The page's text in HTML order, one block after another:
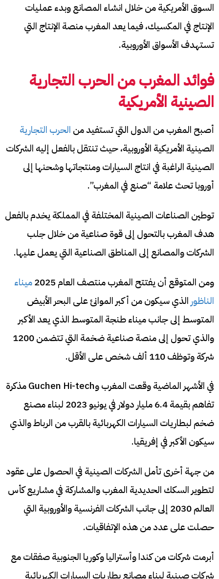
السوق الأمريكية من خلال انشاء المصانع وبدء عمليات
الإنتاج في المكسيك، فيما يعد المغرب منصة الإنتاج التي
تستهدف الأسواق الأوروبية.
فوائد المغرب من الحرب التجارية
الصينية الأمريكية
أصبح المغرب من الدول التي تستفيد من الحرب التجارية
الصينية الأمريكية الأوروبية، حيث تنتقل بالفعل إليه الشركات
الصينية الراغبة في انتاج السيارات ومنتجاتها وشحنها إلى
أوروبا تحث علامة “صنع في المغرب”.
توطين الصناعات الصينية المختلفة في المملكة يخدم بالفعل
هدف المغرب بالتحول إلى قوة صناعية من خلال جلب
الشركات والمصانع إلى المناطق الصناعية التي يعمل عليها.
ومن المتوقع أن يفتتح المغرب منتصف العام 2025
ميناء
الناظور الذي سيكون من أكبر الموانئ على البحر الأبيض
المتوسط إلى جانب ميناء طنجة المتوسط الذي يعد الأكبر
والذي تحول إلى منصة صناعية ضخمة التي تتضمن 1200
شركة وتوظف 110 ألف شخص على الأقل.
في الأشهر الماضية وقعت المغرب وGuchen Hi-tech مذكرة
تفاهم بقيمة 6.4 مليار دولار في يونيو 2023 لبناء مصنع
ضخم لبطاريات السيارات الكهربائية بالقرب من الرباط والذي
سيكون الأكبر في إفريقيا.
من جهة أخرى تأمل الشركات الصينية في الحصول على عقود
لتطوير السكك الحديدية المغرب والمشاركة في مشاريع كأس
العالم 2030 إلى جانب الشركات الفرنسية والأوروبية التي
حصلت على عدد من هذه الإتفاقيات.
أبرمت شركات من كندا وأستراليا وكوريا الجنوبية صفقات مع
شركات صينية لبناء مصانع بطاريات السيارات الكهربائية